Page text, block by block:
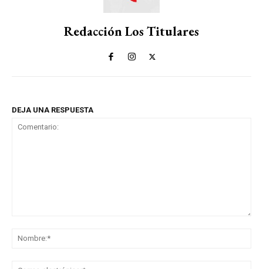
Redacción Los Titulares
DEJA UNA RESPUESTA